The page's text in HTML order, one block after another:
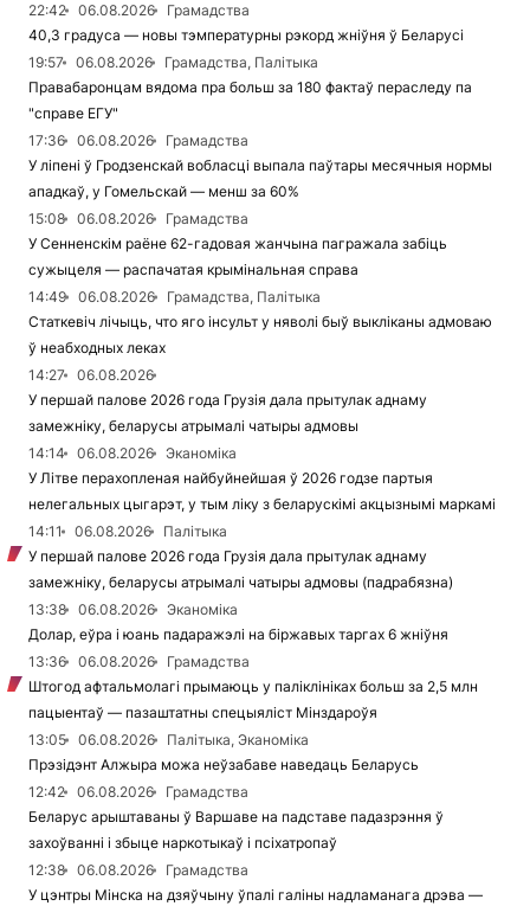
22:42
06.08.2026
Грамадства
40,3 градуса — новы тэмпературны рэкорд жніўня ў Беларусі
19:57
06.08.2026
Грамадства, Палітыка
Правабаронцам вядома пра больш за 180 фактаў пераследу па
"справе ЕГУ"
17:36
06.08.2026
Грамадства
У ліпені ў Гродзенскай вобласці выпала паўтары месячныя нормы
ападкаў, у Гомельскай — менш за 60%
15:08
06.08.2026
Грамадства
У Сенненскім раёне 62-гадовая жанчына пагражала забіць
сужыцеля — распачатая крымінальная справа
14:49
06.08.2026
Грамадства, Палітыка
Статкевіч лічыць, что яго інсульт у няволі быў выкліканы адмоваю
ў неабходных леках
14:27
06.08.2026
У першай палове 2026 года Грузія дала прытулак аднаму
замежніку, беларусы атрымалі чатыры адмовы
14:14
06.08.2026
Эканоміка
У Літве перахопленая найбуйнейшая ў 2026 годзе партыя
нелегальных цыгарэт, у тым ліку з беларускімі акцызнымі маркамі
14:11
06.08.2026
Палітыка
У першай палове 2026 года Грузія дала прытулак аднаму
замежніку, беларусы атрымалі чатыры адмовы (падрабязна)
13:38
06.08.2026
Эканоміка
Долар, еўра і юань падаражэлі на біржавых таргах 6 жніўня
13:36
06.08.2026
Грамадства
Штогод афтальмолагі прымаюць у паліклініках больш за 2,5 млн
пацыентаў — пазаштатны спецыяліст Мінздароўя
13:05
06.08.2026
Палітыка, Эканоміка
Прэзідэнт Алжыра можа неўзабаве наведаць Беларусь
12:42
06.08.2026
Грамадства
Беларус арыштаваны ў Варшаве на падставе падазрэння ў
захоўванні і збыце наркотыкаў і псіхатропаў
12:38
06.08.2026
Грамадства
У цэнтры Мінска на дзяўчыну ўпалі галіны надламанага дрэва —